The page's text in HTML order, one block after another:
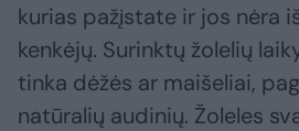
kurias pažįstate ir jos nėra
kenkėjų. Surinktų žolelių
tinka dėžės ar maišeliai,
natūralių audinių. Žoleles